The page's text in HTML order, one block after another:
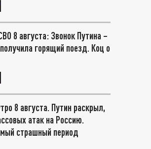
8 августа: Звонок Путина –
горящий поезд. Коц о
8 августа. Путин раскрыл,
атак на Россию.
страшный период